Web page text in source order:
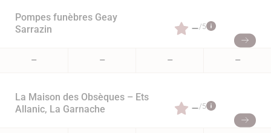
Pompes funèbres Geay
Sarrazin
–/5
– – – –
La Maison des Obsèques – Ets
Allanic, La Garnache
–/5